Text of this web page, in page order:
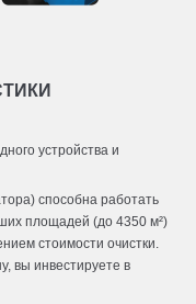
устройства и
способна работать
площадей (до 4350 м²)
стоимости очистки.
вы инвестируете в